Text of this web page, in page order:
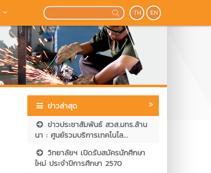
TH EN
ข่าวล่าสุด
ข่าวประชาสัมพันธ์ สวส.มทร.ล้าน
นา : ศูนย์รวมบริการเทคโนโล...
วิทยาลัยฯ เปิดรับสมัครนักศึกษา
ใหม่ ประจำปีการศึกษา 2570